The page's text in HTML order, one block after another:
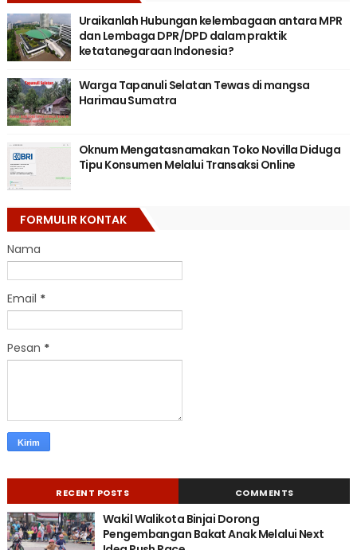
Uraikanlah Hubungan kelembagaan antara MPR
dan Lembaga DPR/DPD dalam praktik
ketatanegaraan Indonesia?
Warga Tapanuli Selatan Tewas di mangsa
Harimau Sumatra
Oknum Mengatasnamakan Toko Novilla Diduga
Tipu Konsumen Melalui Transaksi Online
FORMULIR KONTAK
Nama
Email *
Pesan *
RECENT POSTS COMMENTS
Wakil Walikota Binjai Dorong
Pengembangan Bakat Anak Melalui Next